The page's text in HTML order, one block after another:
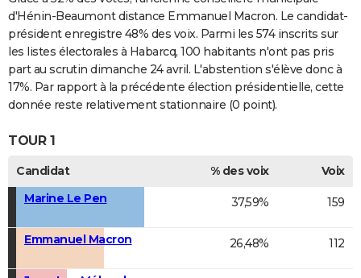
d'Hénin-Beaumont distance Emmanuel Macron. Le candidat-
président enregistre 48% des voix. Parmi les 574 inscrits sur
les listes électorales à Habarcq, 100 habitants n'ont pas pris
part au scrutin dimanche 24 avril. L'abstention s'élève donc à
17%. Par rapport à la précédente élection présidentielle, cette
donnée reste relativement stationnaire (0 point).
TOUR 1
Candidat % des voix
Voix
Marine Le Pen
37,59% 159
Emmanuel Macron 26,48% 112